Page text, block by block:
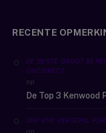
RECENTE
DE BESTE GROOT
ONEDIRECT
op
De Top 3 Kenwood
UHF VHF VERSCHIL
op